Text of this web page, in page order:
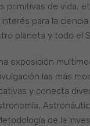
primitivas de vida,
para la
planeta y todo el
exposición
las más
y conecta
de la